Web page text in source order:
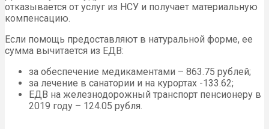
отказывается от услуг из НСУ и получает материальную
компенсацию.
Если помощь предоставляют в натуральной форме, ее
сумма вычитается из ЕДВ:
за обеспечение медикаментами – 863.75 рублей;
за лечение в санатории и на курортах -133.62;
ЕДВ на железнодорожный транспорт пенсионеру в
2019 году – 124.05 рубля.